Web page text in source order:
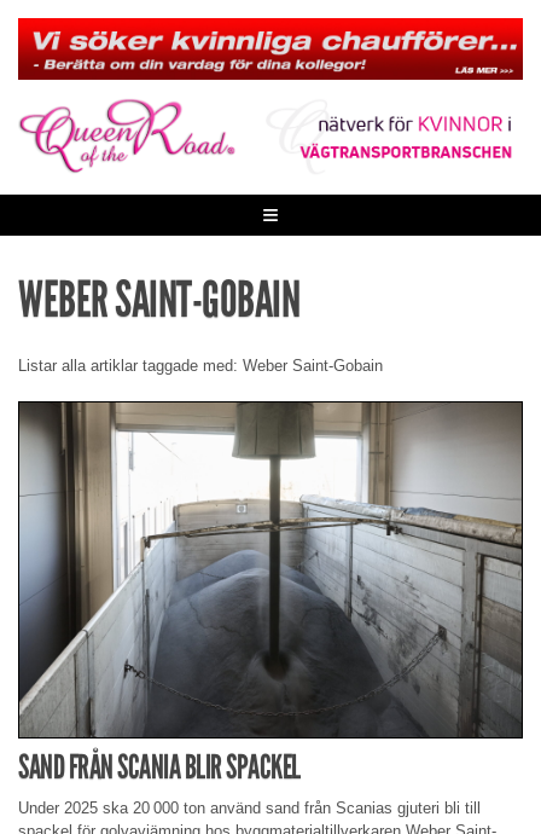
content
≡
WEBER SAINT-GOBAIN
Listar alla artiklar taggade med: Weber Saint-Gobain
SAND FRÅN SCANIA BLIR SPACKEL
Under 2025 ska 20 000 ton använd sand från Scanias gjuteri bli till